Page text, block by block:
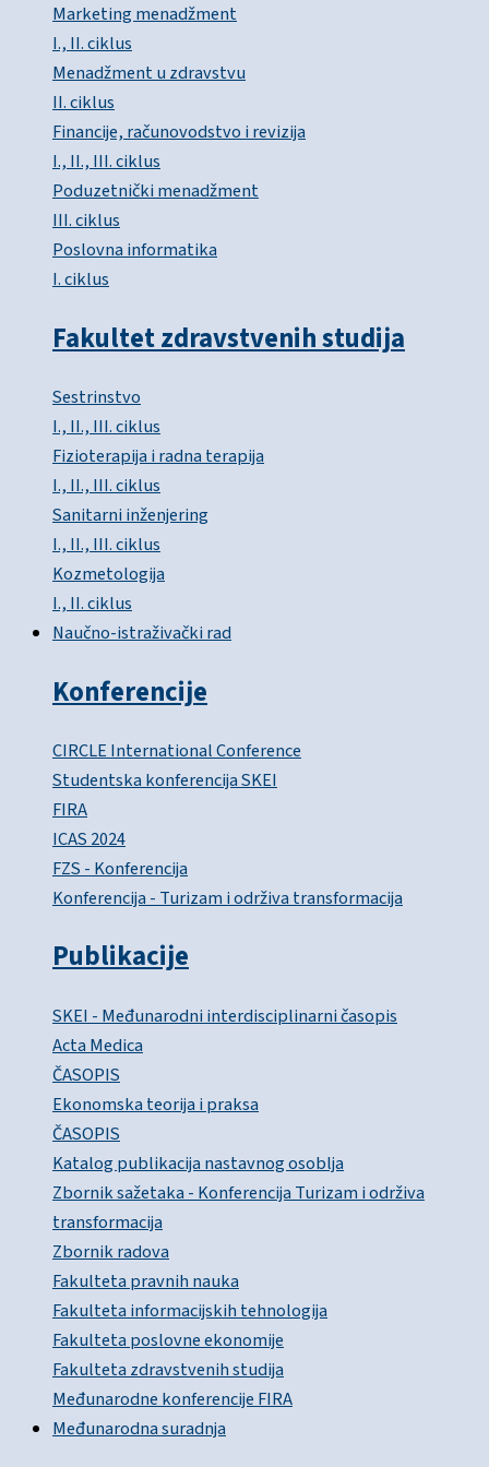
Marketing menadžment
I., II. ciklus
Menadžment u zdravstvu
II. ciklus
Financije, računovodstvo i revizija
I., II., III. ciklus
Poduzetnički menadžment
III. ciklus
Poslovna informatika
I. ciklus
Fakultet zdravstvenih studija
Sestrinstvo
I., II., III. ciklus
Fizioterapija i radna terapija
I., II., III. ciklus
Sanitarni inženjering
I., II., III. ciklus
Kozmetologija
I., II. ciklus
Naučno-istraživački rad
Konferencije
CIRCLE International Conference
Studentska konferencija SKEI
FIRA
ICAS 2024
FZS - Konferencija
Konferencija - Turizam i održiva transformacija
Publikacije
SKEI - Međunarodni interdisciplinarni časopis
Acta Medica
ČASOPIS
Ekonomska teorija i praksa
ČASOPIS
Katalog publikacija nastavnog osoblja
Zbornik sažetaka - Konferencija Turizam i održiva
transformacija
Zbornik radova
Fakulteta pravnih nauka
Fakulteta informacijskih tehnologija
Fakulteta poslovne ekonomije
Fakulteta zdravstvenih studija
Međunarodne konferencije FIRA
Međunarodna suradnja